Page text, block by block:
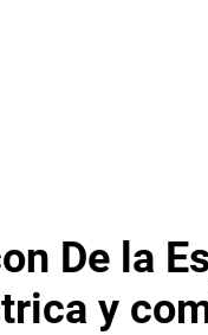
De la
y